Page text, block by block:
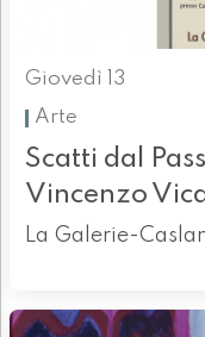
Giovedì 13
Arte
Scatti dal
Vincenzo
La Galerie-